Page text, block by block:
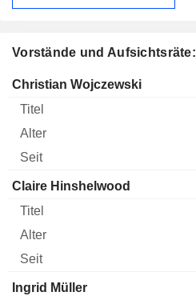
Vorstände und
Manager Titel Alter Seit
Christian Wojczewski
Claire Hinshelwood
Ingrid Müller